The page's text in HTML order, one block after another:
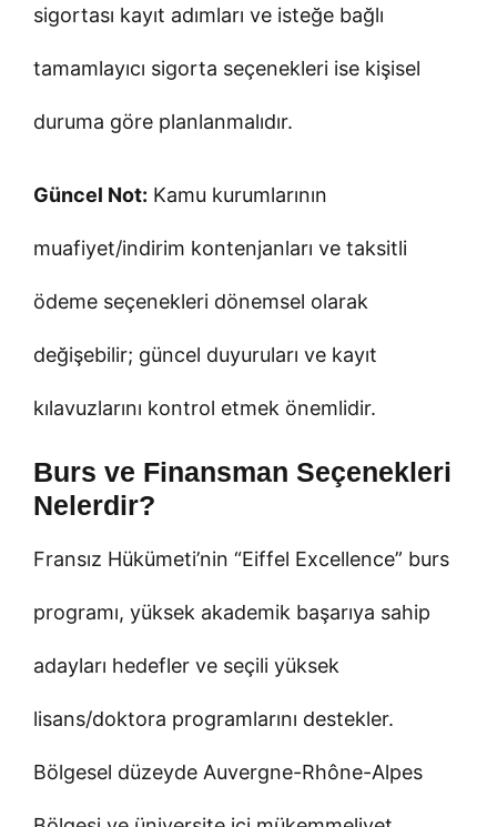
sigortası kayıt adımları ve isteğe bağlı
tamamlayıcı sigorta seçenekleri ise kişisel
duruma göre planlanmalıdır.
Güncel Not: Kamu kurumlarının
muafiyet/indirim kontenjanları ve taksitli
ödeme seçenekleri dönemsel olarak
değişebilir; güncel duyuruları ve kayıt
kılavuzlarını kontrol etmek önemlidir.
Burs ve Finansman Seçenekleri
Nelerdir?
Fransız Hükümeti’nin “Eiffel Excellence” burs
programı, yüksek akademik başarıya sahip
adayları hedefler ve seçili yüksek
lisans/doktora programlarını destekler.
Bölgesel düzeyde Auvergne-Rhône-Alpes